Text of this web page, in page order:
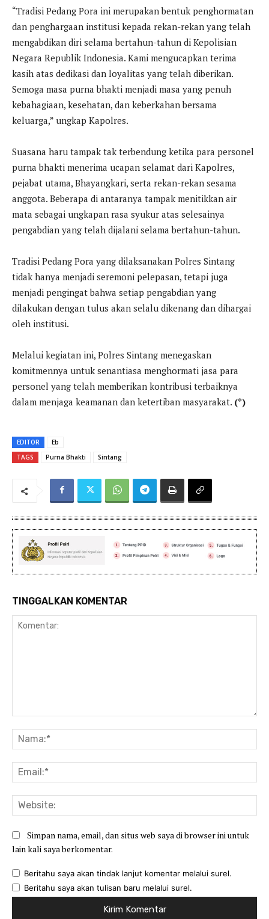
“Tradisi Pedang Pora ini merupakan bentuk penghormatan
dan penghargaan institusi kepada rekan-rekan yang telah
mengabdikan diri selama bertahun-tahun di Kepolisian
Negara Republik Indonesia. Kami mengucapkan terima
kasih atas dedikasi dan loyalitas yang telah diberikan.
Semoga masa purna bhakti menjadi masa yang penuh
kebahagiaan, kesehatan, dan keberkahan bersama
keluarga,” ungkap Kapolres.
Suasana haru tampak tak terbendung ketika para personel
purna bhakti menerima ucapan selamat dari Kapolres,
pejabat utama, Bhayangkari, serta rekan-rekan sesama
anggota. Beberapa di antaranya tampak menitikkan air
mata sebagai ungkapan rasa syukur atas selesainya
pengabdian yang telah dijalani selama bertahun-tahun.
Tradisi Pedang Pora yang dilaksanakan Polres Sintang
tidak hanya menjadi seremoni pelepasan, tetapi juga
menjadi pengingat bahwa setiap pengabdian yang
dilakukan dengan tulus akan selalu dikenang dan dihargai
oleh institusi.
Melalui kegiatan ini, Polres Sintang menegaskan
komitmennya untuk senantiasa menghormati jasa para
personel yang telah memberikan kontribusi terbaiknya
dalam menjaga keamanan dan ketertiban masyarakat. (*)
EDITOR
Eb
TAGS
Purna Bhakti Sintang
TINGGALKAN KOMENTAR
Simpan nama, email, dan situs web saya di browser ini untuk
lain kali saya berkomentar.
Beritahu saya akan tindak lanjut komentar melalui surel.
Beritahu saya akan tulisan baru melalui surel.